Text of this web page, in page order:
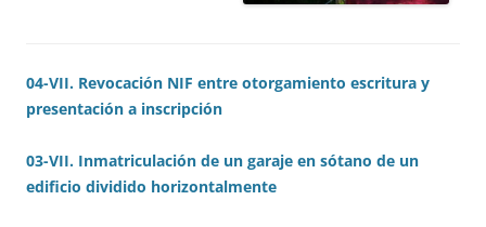
04-VII. Revocación NIF entre otorgamiento escritura y
presentación a inscripción
03-VII. Inmatriculación de un garaje en sótano de un
edificio dividido horizontalmente